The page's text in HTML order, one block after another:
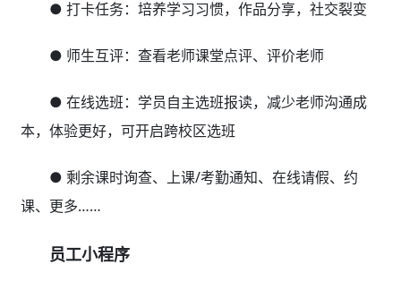
● 打卡任务：培养学习习惯，作品分享，社交裂变
● 师生互评：查看老师课堂点评、评价老师
● 在线选班：学员自主选班报读，减少老师沟通成
本，体验更好，可开启跨校区选班
● 剩余课时询查、上课/考勤通知、在线请假、约
课、更多……
员工小程序